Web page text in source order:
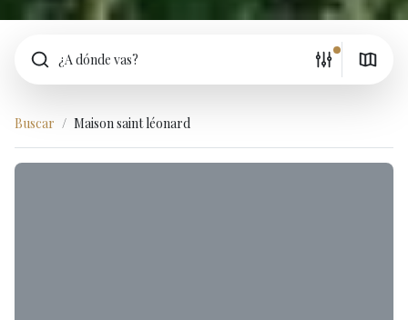
¿A dónde vas?
Buscar Maison saint léonard